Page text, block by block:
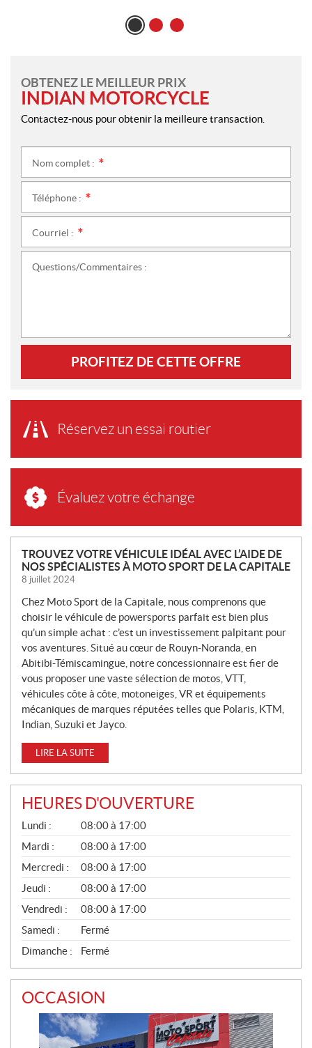
OBTENEZ LE MEILLEUR PRIX
INDIAN MOTORCYCLE
Contactez-nous pour obtenir la meilleure transaction.
Nom complet :
Téléphone :
Courriel :
Questions/Commentaires :
PROFITEZ DE CETTE OFFRE
Réservez un essai routier
Évaluez votre échange
N
O
U
V
E
L
L
E
S
TROUVEZ VOTRE VÉHICULE IDÉAL AVEC L’AIDE DE
NOS SPÉCIALISTES À MOTO SPORT DE LA CAPITALE
8 juillet 2024
Chez Moto Sport de la Capitale, nous comprenons que
choisir le véhicule de powersports parfait est bien plus
qu’un simple achat : c’est un investissement palpitant pour
vos aventures. Situé au cœur de Rouyn-Noranda, en
Abitibi-Témiscamingue, notre concessionnaire est fier de
vous proposer une vaste sélection de motos, VTT,
véhicules côte à côte, motoneiges, VR et équipements
mécaniques de marques réputées telles que Polaris, KTM,
Indian, Suzuki et Jayco.
LIRE LA SUITE
HEURES D'OUVERTURE
G
É
N
É
R
A
L
Lundi :
08:00 à 17:00
Mardi :
08:00 à 17:00
Mercredi :
08:00 à 17:00
Jeudi :
08:00 à 17:00
Vendredi :
08:00 à 17:00
Samedi :
Fermé
Dimanche :
Fermé
OCCASION